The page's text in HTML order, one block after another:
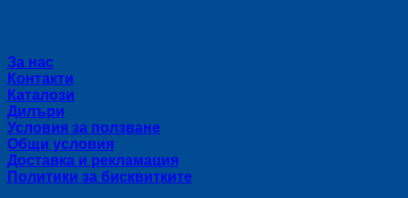
За нас
Контакти
Каталози
Дилъри
Условия за ползване
Общи условия
Доставка и рекламация
Политики за бисквитките